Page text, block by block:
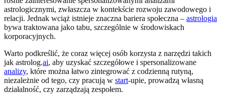
astrologicznymi, zwłaszcza w kontekście rozwoju zawodowego i
relacji. Jednak wciąż istnieje znaczna bariera społeczna – astrologia
bywa traktowana jako tabu, szczególnie w środowiskach
korporacyjnych.
Warto podkreślić, że coraz więcej osób korzysta z narzędzi takich
jak astrolog.ai, aby uzyskać szczegółowe i spersonalizowane
analizy, które można łatwo zintegrować z codzienną rutyną,
niezależnie od tego, czy pracują w start-upie, prowadzą własną
działalność, czy zarządzają zespołem.